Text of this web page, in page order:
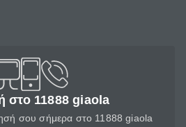
στο 11888 giaola
σου σήμερα στο 11888 giaola